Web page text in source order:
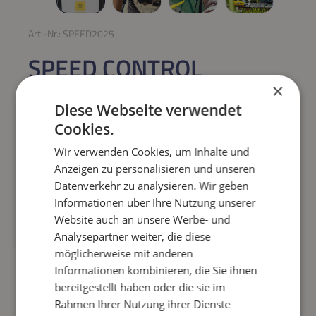
Art.-Nr.: SPEED2025
SPEED CONTROL
SCHALTEREINHEIT 2025
Regulärer Preis:
159,00 €
Preise inkl. MwSt. zzgl. Versandkosten
Produkt Anzahl: Gib den gewünschten
IN DEN WARENKORB
Frage zum Artikel
×
Diese Webseite verwendet
Cookies.
Wir verwenden Cookies, um Inhalte und
Anzeigen zu personalisieren und unseren
Datenverkehr zu analysieren. Wir geben
Informationen über Ihre Nutzung unserer
Website auch an unsere Werbe- und
Analysepartner weiter, die diese
möglicherweise mit anderen
Informationen kombinieren, die Sie ihnen
bereitgestellt haben oder die sie im
Rahmen Ihrer Nutzung ihrer Dienste